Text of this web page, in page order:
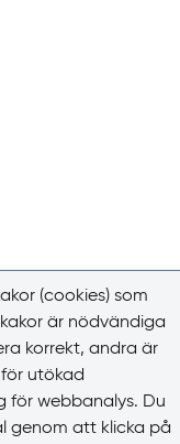
(cookies) som
är nödvändiga
korrekt, andra är
utökad
för webbanalys. Du
genom att klicka på